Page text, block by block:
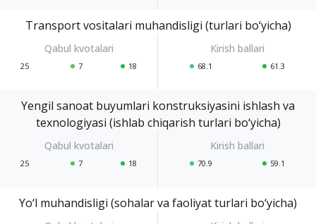
Transport vositalari muhandisligi (turlari bo‘yicha)
25 7 18 68.1 61.3
Yengil sanoat buyumlari konstruksiyasini ishlash va
texnologiyasi (ishlab chiqarish turlari bo‘yicha)
25 7 18 70.9 59.1
Yo‘l muhandisligi (sohalar va faoliyat turlari bo‘yicha)